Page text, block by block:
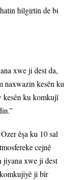
hilgirtin de bi
xwe ji dest da,
naxwazin kesên ku
kesên ku komkujî
êşa ku 10 sal
cejnê
jiyana xwe ji dest
ji bîr